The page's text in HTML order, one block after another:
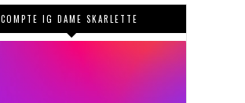
COMPTE IG DAME SKARLETTE